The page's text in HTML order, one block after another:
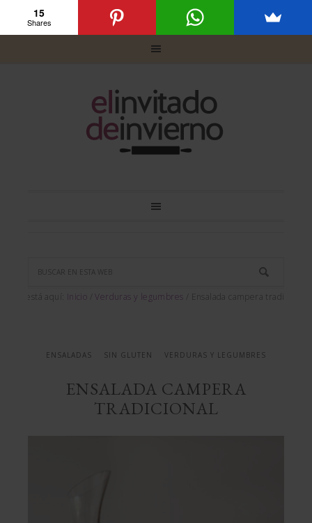
Usted está aquí: Inicio Verduras y legumbres Ensalada campera tradicional
ENSALADAS SIN GLUTEN VERDURAS Y LEGUMBRES
ENSALADA CAMPERA
TRADICIONAL
15
Shares